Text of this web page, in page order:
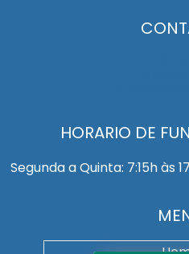
HORARIO DE
Segunda a Quinta: 7:15h às